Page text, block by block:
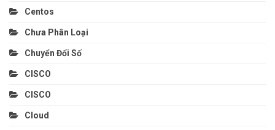
Centos
Chưa Phân Loại
Chuyển Đổi Số
CISCO
CISCO
Cloud